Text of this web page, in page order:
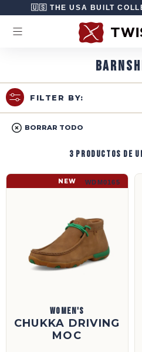
Ir directamente al contenido
🇺🇸 THE USA BUILT
FILTER BY:
BORRAR TODO
3 productos de
Chukka Driving Moc | WDM0165
WDM0165
NEW
WOMEN'S
CHUKKA DRIVING
MOC